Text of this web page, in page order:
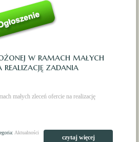
w ramach małych
realizację zadania
małych zleceń ofercie na realizację
czytaj więcej
Aktualności